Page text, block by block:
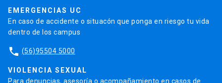
EMERGENCIAS UC
En caso de accidente o situacón que ponga en riesgo tu vida
dentro de los campus
phone (56)95504 5000
VIOLENCIA SEXUAL
Para denuncias, asesoría o acompañamiento en casos de